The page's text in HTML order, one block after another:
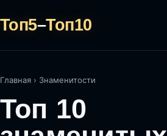
Топ5–Топ10
Главная › Знаменитости
Топ 10